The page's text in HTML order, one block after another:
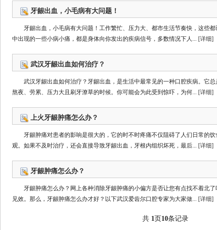
牙龈出血，小毛病有大问题！
牙龈出血，小毛病有大问题！工作繁忙、压力大、都市生活节奏快，这些
中出现的一些小病小痛，都是身体向你发出的疾病信号，多数情况下人... [详细]
武汉牙龈出血如何治疗？
武汉牙龈出血如何治疗？牙龈出血，是生活中最常见的一种口腔疾病。它
熬夜、劳累、压力大且刷牙潦草的时候。你可能会为此受到惊吓，为何... [详细]
上火牙龈肿痛怎么办？
牙龈肿痛对患者的影响是很大的，它的时不时疼痛不仅阻碍了人们日常的
观。如果不及时治疗，还会直接导致牙龈出血，牙根内组织坏死，最后... [详细]
牙龈肿痛怎么办？
牙龈肿痛怎么办？网上各种消除牙龈肿痛的小偏方是否让您有点找不着北
见效。那么，牙龈肿痛怎么办才好？以下武汉爱齿尔口腔专家为大家做... [详细]
共 1页10条记录